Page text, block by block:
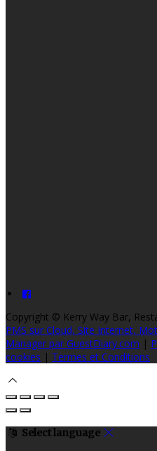
Copyright © Kerry Way Bar,
PMS sur Cloud, Site Internet,
Manager par GuestDiary.com |
cookies | Termes et Conditions
Select language